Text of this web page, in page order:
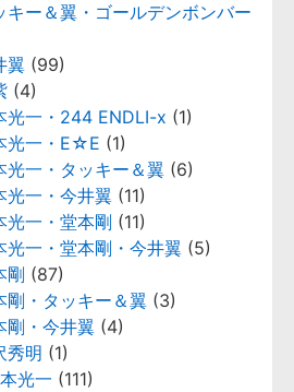
ー＆翼・ゴールデンボンバー
翼 (99)
(4)
光一・244 ENDLI-x (1)
光一・E☆E (1)
一・タッキー＆翼 (6)
光一・今井翼 (11)
一・堂本剛 (11)
一・堂本剛・今井翼 (5)
剛 (87)
・タッキー＆翼 (3)
剛・今井翼 (4)
秀明 (1)
光一 (111)